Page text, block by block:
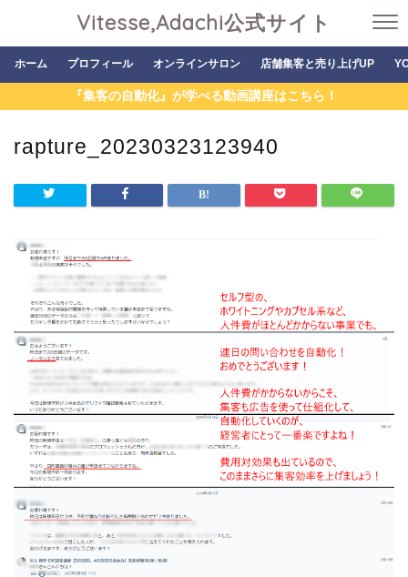
Vitesse,Adachi公式サイト
ホーム プロフィール オンラインサロン 店舗集客と売り上げUP
『集客の自動化』が学べる動画講座はこちら！
rapture_20230323123940